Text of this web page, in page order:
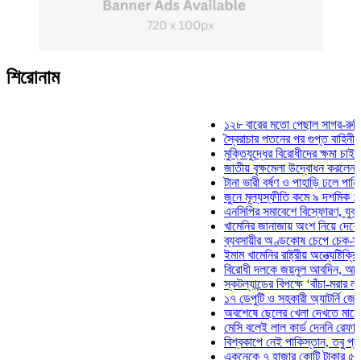
শিরোনাম
১২৮ বারের মতো পেছাল সাগর-রুনি
স্বৈরাচার পতনের পর গুপ্ত বাহিনীর
মুক্তিযুদ্ধের বিরোধীদের ক্ষমা চাইতে
জাতীয় বৃক্ষমেলা উদ্বোধন করলেন
টানা ভারী বর্ষণ ও পাহাড়ি ঢলে পানিবন্দি
জুনে মূল্যস্ফীতি কমে ৯ দশমিক ১৬
এনসিপির সমাবেশে বিস্ফোরণ, যুবলীগের
খামেনির জানাজায় অংশ নিয়ে দেশে
ব্যবসায়ীর অণ্ডকোষ চেপে চেক-
ইমাম খামেনির রাষ্ট্রীয় অন্ত্যেষ্টিক্রিয়ায়
বিরোধী দলকে জয়নুল আবদিন, আপনারা
স্কটল্যান্ডের বিপক্ষে ‘বাঁচা-মরার
১৭ ডেপুটি ও সহকারী অ্যাটর্নি
অবশেষে ছেলের খেলা দেখতে মাঠে
মেসি বলেই লাল কার্ড দেননি রেফারি!
বিশ্বকাপে নেই পাকিস্তান, তবু প্রতিটি
একনেকে ৭ হাজার কোটি টাকার ৫